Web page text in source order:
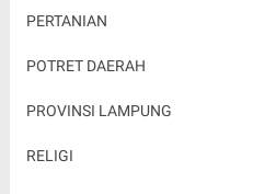
PERTANIAN
POTRET DAERAH
PROVINSI LAMPUNG
RELIGI